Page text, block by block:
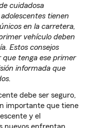
cuidadosa
tienen
en la carretera,
vehículo deben
Estos consejos
que tenga ese primer
informada que
debe ser seguro,
importante que tiene
y el